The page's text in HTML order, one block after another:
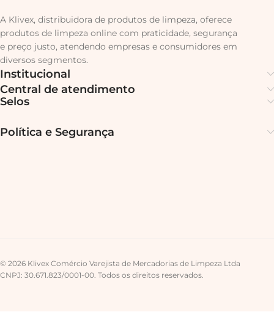
A Klivex, distribuidora de produtos de limpeza, oferece
produtos de limpeza online com praticidade, segurança
e preço justo, atendendo empresas e consumidores em
diversos segmentos.
Institucional
Central de atendimento
Selos
Política e Segurança
© 2026 Klivex Comércio Varejista de Mercadorias de Limpeza Ltda
CNPJ: 30.671.823/0001-00. Todos os direitos reservados.